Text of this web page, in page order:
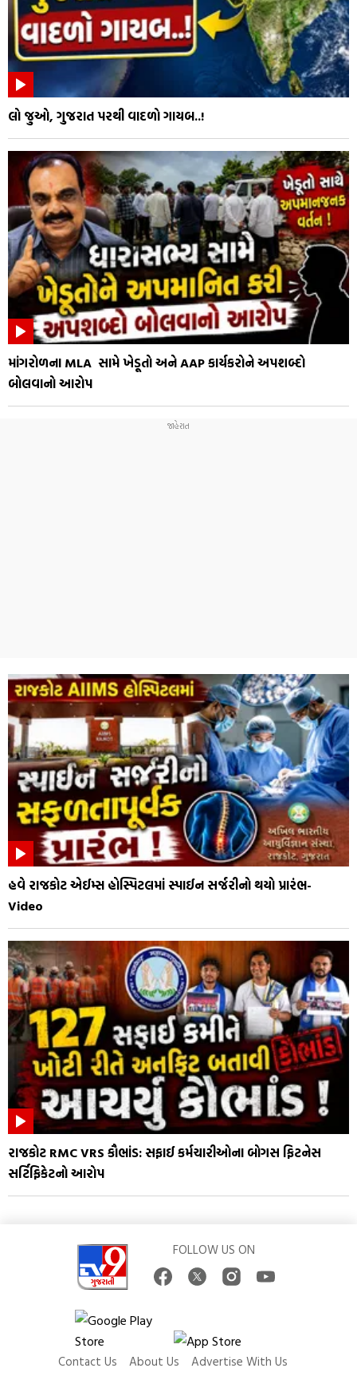
લો જુઓ, ગુજરાત પરથી વાદળો ગાયબ..!
માંગરોળના MLA સામે ખેડૂતો અને AAP કાર્યકરોને અપશબ્દો
બોલવાનો આરોપ
હવે રાજકોટ એઈમ્સ હોસ્પિટલમાં સ્પાઈન સર્જરીનો થયો પ્રારંભ-
Video
રાજકોટ RMC VRS કૌભાંડ: સફાઈ કર્મચારીઓના બોગસ ફિટનેસ
સર્ટિફિકેટનો આરોપ
FOLLOW US ON
Contact Us About Us
Advertise With Us